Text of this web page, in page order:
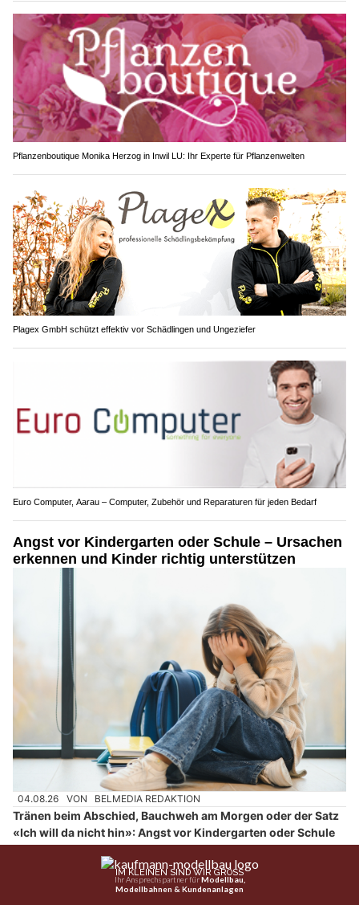
Pflanzenboutique Monika Herzog in Inwil LU: Ihr Experte für Pflanzenwelten
Plagex GmbH schützt effektiv vor Schädlingen und Ungeziefer
Euro Computer, Aarau – Computer, Zubehör und Reparaturen für jeden Bedarf
Angst vor Kindergarten oder Schule – Ursachen
erkennen und Kinder richtig unterstützen
04.08.26 VON BELMEDIA REDAKTION
Tränen beim Abschied, Bauchweh am Morgen oder der Satz
«Ich will da nicht hin»: Angst vor Kindergarten oder Schule
kann sich sehr unterschiedlich zeigen. Nicht jedes Zögern ist
ein Warnsignal. Neue Gruppen, ein Stufenwechsel oder der
erste Tag nach den Ferien dürfen verunsichern. Werden